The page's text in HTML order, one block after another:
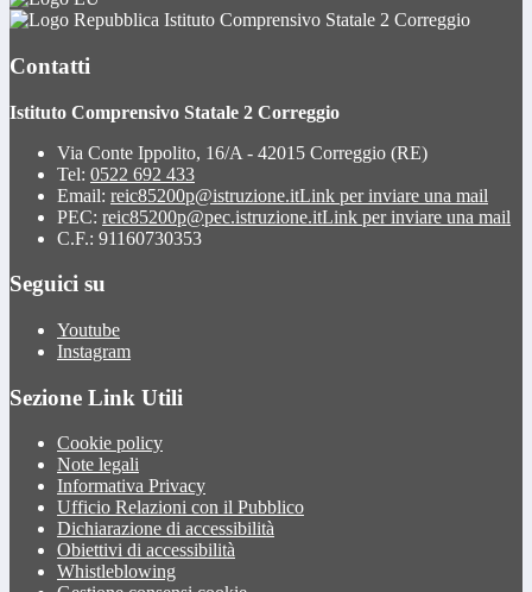
Istituto Comprensivo Statale 2 Correggio
Contatti
Istituto Comprensivo Statale 2 Correggio
Via Conte Ippolito, 16/A - 42015 Correggio (RE)
Tel: 0522 692 433
Email: reic85200p@istruzione.itLink per inviare una mail
PEC: reic85200p@pec.istruzione.itLink per inviare una mail
C.F.: 91160730353
Seguici su
Youtube
Instagram
Sezione Link Utili
Cookie policy
Note legali
Informativa Privacy
Ufficio Relazioni con il Pubblico
Dichiarazione di accessibilità
Obiettivi di accessibilità
Whistleblowing